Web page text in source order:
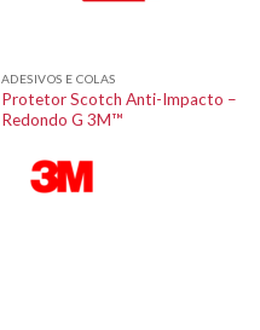
ADESIVOS E COLAS
Protetor Scotch Anti-Impacto –
Redondo G 3M™